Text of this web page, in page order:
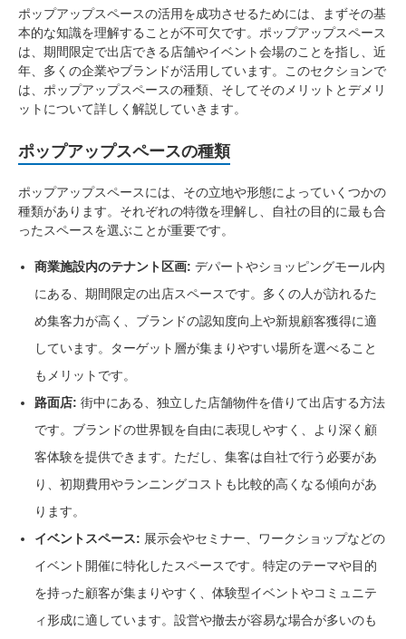
ポップアップスペースの活用を成功させるためには、まずその基
本的な知識を理解することが不可欠です。ポップアップスペース
は、期間限定で出店できる店舗やイベント会場のことを指し、近
年、多くの企業やブランドが活用しています。このセクションで
は、ポップアップスペースの種類、そしてそのメリットとデメリ
ットについて詳しく解説していきます。
ポップアップスペースの種類
ポップアップスペースには、その立地や形態によっていくつかの
種類があります。それぞれの特徴を理解し、自社の目的に最も合
ったスペースを選ぶことが重要です。
商業施設内のテナント区画: デパートやショッピングモール内
にある、期間限定の出店スペースです。多くの人が訪れるた
め集客力が高く、ブランドの認知度向上や新規顧客獲得に適
しています。ターゲット層が集まりやすい場所を選べること
もメリットです。
路面店: 街中にある、独立した店舗物件を借りて出店する方法
です。ブランドの世界観を自由に表現しやすく、より深く顧
客体験を提供できます。ただし、集客は自社で行う必要があ
り、初期費用やランニングコストも比較的高くなる傾向があ
ります。
イベントスペース: 展示会やセミナー、ワークショップなどの
イベント開催に特化したスペースです。特定のテーマや目的
を持った顧客が集まりやすく、体験型イベントやコミュニテ
ィ形成に適しています。設営や撤去が容易な場合が多いのも